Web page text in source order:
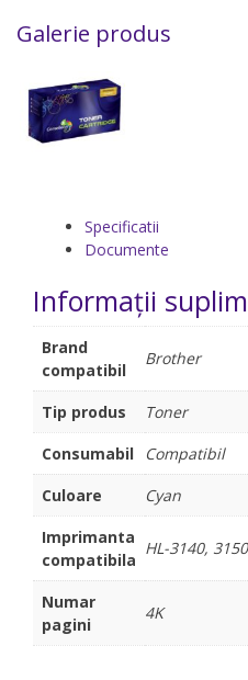
Galerie produs
Specificatii
Documente
Informații
Brand
compatibil
Brother
Tip produs
Toner
Consumabil
Compatibil
Culoare
Cyan
Imprimanta
compatibila
HL-3140,
Numar
pagini
4K